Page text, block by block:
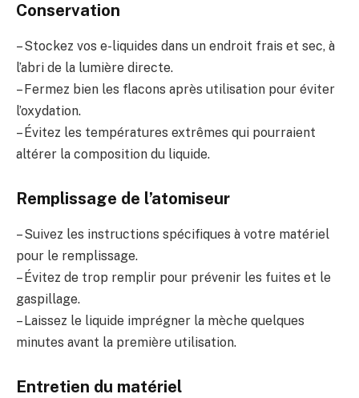
Conservation
– Stockez vos e-liquides dans un endroit frais et sec, à
l’abri de la lumière directe.
– Fermez bien les flacons après utilisation pour éviter
l’oxydation.
– Évitez les températures extrêmes qui pourraient
altérer la composition du liquide.
Remplissage de l’atomiseur
– Suivez les instructions spécifiques à votre matériel
pour le remplissage.
– Évitez de trop remplir pour prévenir les fuites et le
gaspillage.
– Laissez le liquide imprégner la mèche quelques
minutes avant la première utilisation.
Entretien du matériel